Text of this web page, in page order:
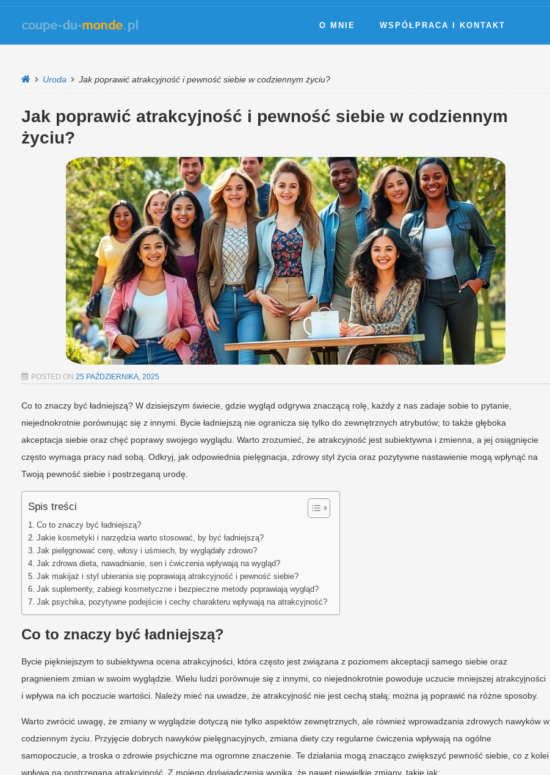
O MNIE WSPÓŁPRACA I KONTAKT
Uroda Jak poprawić atrakcyjność i pewność siebie w codziennym życiu?
Jak poprawić atrakcyjność i pewność siebie w codziennym
życiu?
POSTED ON 25 PAŹDZIERNIKA, 2025
Co to znaczy być ładniejszą? W dzisiejszym świecie, gdzie wygląd odgrywa znaczącą rolę, każdy z nas zadaje sobie to pytanie,
niejednokrotnie porównując się z innymi. Bycie ładniejszą nie ogranicza się tylko do zewnętrznych atrybutów; to także głęboka
akceptacja siebie oraz chęć poprawy swojego wyglądu. Warto zrozumieć, że atrakcyjność jest subiektywna i zmienna, a jej osiągnięcie
często wymaga pracy nad sobą. Odkryj, jak odpowiednia pielęgnacja, zdrowy styl życia oraz pozytywne nastawienie mogą wpłynąć na
Twoją pewność siebie i postrzeganą urodę.
Spis treści
Co to znaczy być ładniejszą?
Jakie kosmetyki i narzędzia warto stosować, by być ładniejszą?
Jak pielęgnować cerę, włosy i uśmiech, by wyglądały zdrowo?
Jak zdrowa dieta, nawadnianie, sen i ćwiczenia wpływają na wygląd?
Jak makijaż i styl ubierania się poprawiają atrakcyjność i pewność siebie?
Jak suplementy, zabiegi kosmetyczne i bezpieczne metody poprawiają wygląd?
Jak psychika, pozytywne podejście i cechy charakteru wpływają na atrakcyjność?
Co to znaczy być ładniejszą?
Bycie piękniejszym to subiektywna ocena atrakcyjności, która często jest związana z poziomem akceptacji samego siebie oraz
pragnieniem zmian w swoim wyglądzie. Wielu ludzi porównuje się z innymi, co niejednokrotnie powoduje uczucie mniejszej atrakcyjności
i wpływa na ich poczucie wartości. Należy mieć na uwadze, że atrakcyjność nie jest cechą stałą; można ją poprawić na różne sposoby.
Warto zwrócić uwagę, że zmiany w wyglądzie dotyczą nie tylko aspektów zewnętrznych, ale również wprowadzania zdrowych nawyków w
codziennym życiu. Przyjęcie dobrych nawyków pielęgnacyjnych, zmiana diety czy regularne ćwiczenia wpływają na ogólne
samopoczucie, a troska o zdrowie psychiczne ma ogromne znaczenie. Te działania mogą znacząco zwiększyć pewność siebie, co z kolei
wpływa na postrzeganą atrakcyjność. Z mojego doświadczenia wynika, że nawet niewielkie zmiany, takie jak: